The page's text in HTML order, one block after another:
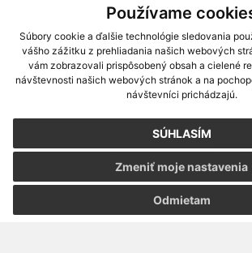
Používame
Súbory cookie a ďalšie technológie sledovania
vášho zážitku z prehliadania našich webových
vám zobrazovali prispôsobený obsah a cielené
návštevnosti našich webových stránok a na
návštevníci prichádzajú.
SÚHLASÍM
Odmietam
Zmeniť moje nastavenia
využite možnosť získavania aktuálnych
CMS systém (redakčný) systém ECHELON 2,
webex.digital, s.r.o.,domény,
Posledná aktualizácia:
Vytlačiť stránku|Vyhlásenie o